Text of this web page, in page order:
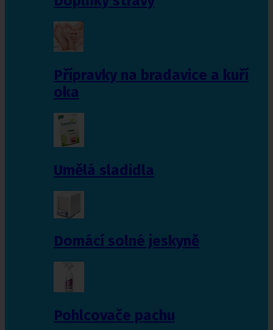
Přípravky na bradavice a kuří
oka
Umělá sladidla
Domácí solné jeskyně
Pohlcovače pachu